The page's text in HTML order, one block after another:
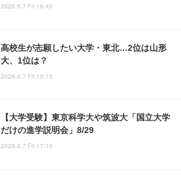
2026.8.7 Fri 18:45
高校生が志願したい大学・東北…2位は山形
大、1位は？
2026.8.7 Fri 10:15
【大学受験】東京科学大や筑波大「国立大学
だけの進学説明会」8/29
2026.8.7 Fri 17:15